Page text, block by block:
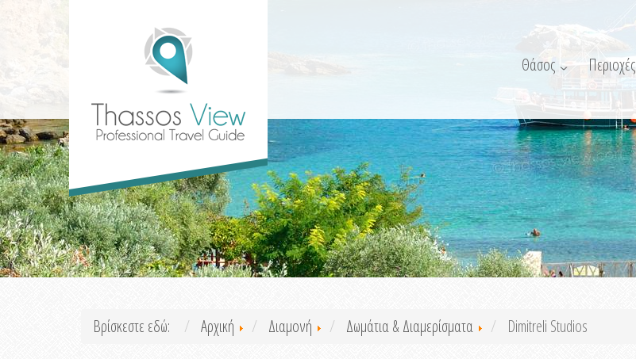
Θάσος Περιοχές
Βρίσκεστε εδώ: Αρχική Διαμονή Δωμάτια & Διαμερίσματα Dimitreli Studios